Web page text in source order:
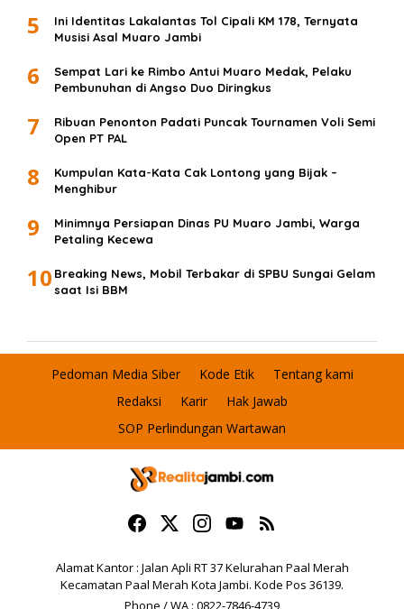
5
Ini Identitas Lakalantas Tol Cipali KM 178, Ternyata
Musisi Asal Muaro Jambi
6
Sempat Lari ke Rimbo Antui Muaro Medak, Pelaku
Pembunuhan di Angso Duo Diringkus
7
Ribuan Penonton Padati Puncak Tournamen Voli Semi
Open PT PAL
8
Kumpulan Kata-Kata Cak Lontong yang Bijak –
Menghibur
9
Minimnya Persiapan Dinas PU Muaro Jambi, Warga
Petaling Kecewa
10 Breaking News, Mobil Terbakar di SPBU Sungai Gelam
saat Isi BBM
Pedoman Media Siber Kode Etik
Tentang kami
Redaksi
Karir
Hak Jawab
SOP Perlindungan Wartawan
Alamat Kantor : Jalan Apli RT 37 Kelurahan Paal Merah
Kecamatan Paal Merah Kota Jambi. Kode Pos 36139.
Phone / WA : 0822-7846-4739